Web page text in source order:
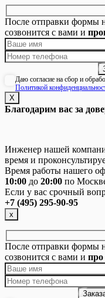
После отправки формы
созвонится с вами и
Даю согласие на сбор и
Политикой
Х
Благодарим вас за
Инженер нашей
время и
Время работы нашего
10:00 до 20:00 по
Если у вас срочный
+7 (495) 295-90-95
х
После отправки формы
созвонится с вами и про